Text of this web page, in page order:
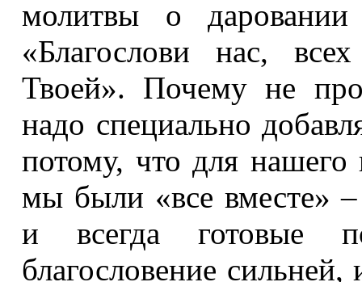
молитвы о
«Благослови нас,
Твоей». Почему не
надо специально
потому, что для
мы были «все вместе»
и всегда готовые
благословение сильней,